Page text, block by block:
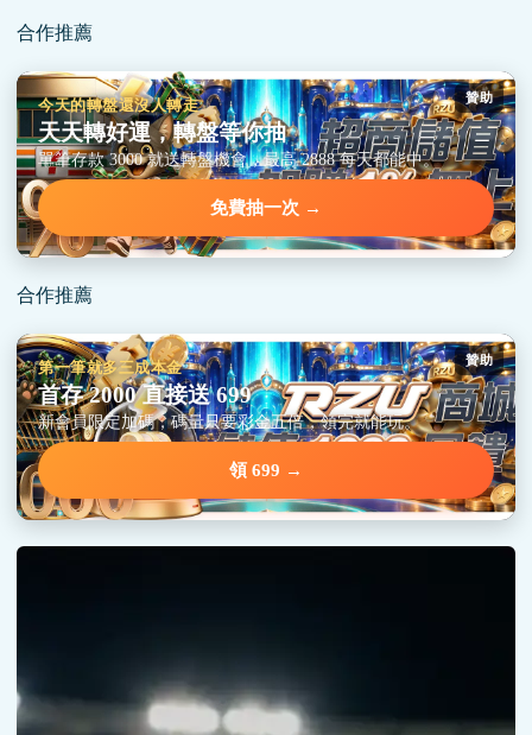
合作推薦
贊助
今天的轉盤還沒人轉走
天天轉好運，轉盤等你抽
單筆存款 3000 就送轉盤機會，最高 2888 每天都能中。
免費抽一次 →
合作推薦
贊助
第一筆就多三成本金
首存 2000 直接送 699
新會員限定加碼，碼量只要彩金五倍，領完就能玩。
領 699 →